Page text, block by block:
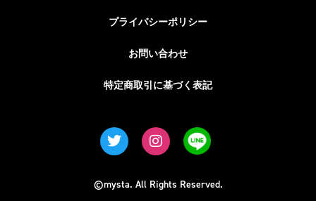
プライバシーポリシー
お問い合わせ
特定商取引に基づく表記
©mysta. All Rights Reserved.